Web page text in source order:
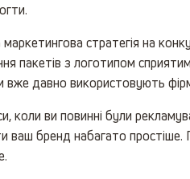
стратегія на
пакетів з логотипом
вже давно використовують
коли ви повинні були
ваш бренд набагато простіше.